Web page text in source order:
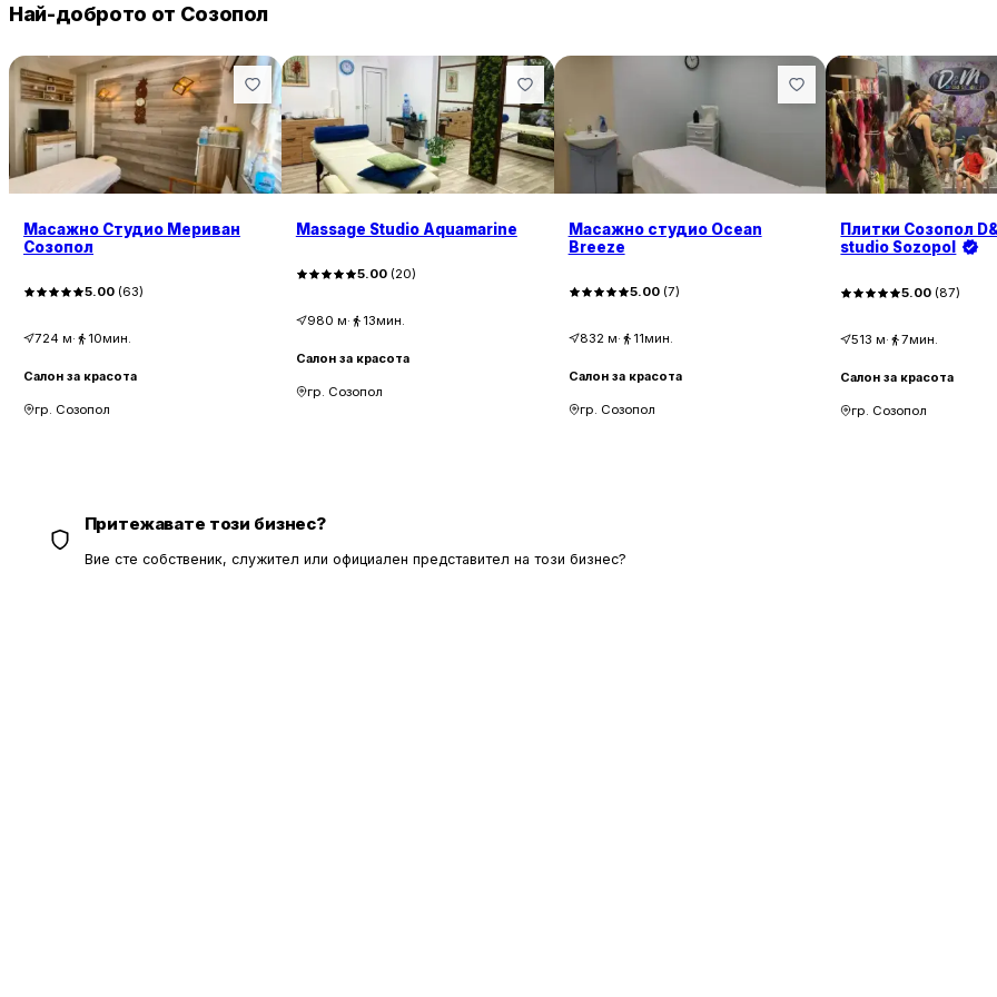
Най-доброто от Созопол
Масажно Студио Мериван
Созопол
5.00 (63)
724 м· 10мин.
Салон за красота
гр. Созопол
Massage Studio Aquamarine
5.00(20)
980 м· 13мин.
Салон за красота
гр. Созопол
Масажно студио Ocean
Breeze
5.00(7)
832 м· 11мин.
Салон за красота
гр. Созопол
Плитки Созопол
studio Sozopol
5.00 (87)
513 м· 7мин.
Салон за красота
гр. Созопол
Притежавате този бизнес?
Вие сте собственик, служител или официален представител на този бизнес?